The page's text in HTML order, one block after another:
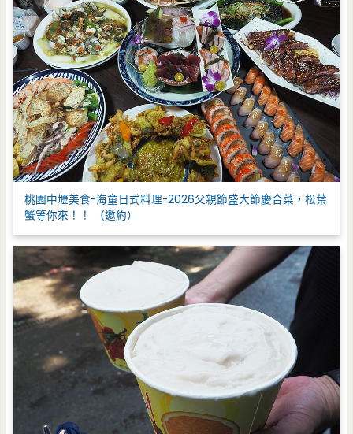
桃園中壢美食-海童日式料理-2026父親節盛大節慶合菜，松葉
蟹等你來！！ （邀約）